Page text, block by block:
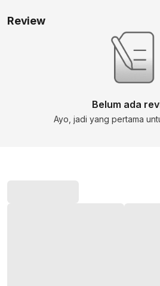
Review
Belum ada
Ayo, jadi yang pertama